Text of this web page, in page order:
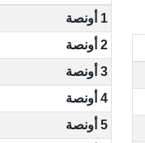
1 أونصة
2 أونصة
3 أونصة
4 أونصة
5 أونصة